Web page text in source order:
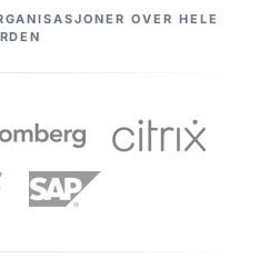
OVER HELE